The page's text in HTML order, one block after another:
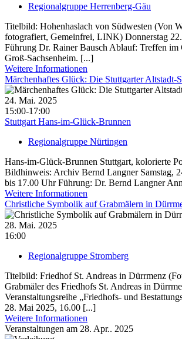
Regionalgruppe Herrenberg-Gäu
Titelbild: Hohenhaslach von Südwesten (Von
fotografiert, Gemeinfrei, LINK) Donnerstag
Führung Dr. Rainer Bausch Ablauf: Treffen im
Groß-Sachsenheim. [...]
Weitere Informationen
Märchenhaftes Glück: Die Stuttgarter Altstadt-
24. Mai. 2025
15:00-17:00
Stuttgart Hans-im-Glück-Brunnen
Regionalgruppe Nürtingen
Hans-im-Glück-Brunnen Stuttgart, kolorierte
Bildhinweis: Archiv Bernd Langner Samstag,
bis 17.00 Uhr Führung: Dr. Bernd Langner
Weitere Informationen
Christliche Symbolik auf Grabmälern in
28. Mai. 2025
16:00
Regionalgruppe Stromberg
Titelbild: Friedhof St. Andreas in Dürrmenz
Grabmäler des Friedhofs St. Andreas in
Veranstaltungsreihe „Friedhofs- und
28. Mai 2025, 16.00 [...]
Weitere Informationen
Veranstaltungen am 28. Apr.. 2025